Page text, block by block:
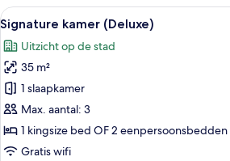
Alle
foto's
voor
Signature
kamer
(Deluxe)
laden
Een
12
Signature kamer (Deluxe)
Uitzicht op de stad
35 m²
1 slaapkamer
Max. aantal: 3
1 kingsize bed OF 2 eenpersoonsbedden
Gratis wifi